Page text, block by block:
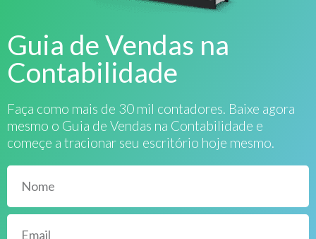
Guia de Vendas na
Contabilidade
Faça como mais de 30 mil contadores. Baixe agora
mesmo o Guia de Vendas na Contabilidade e
começe a tracionar seu escritório hoje mesmo.